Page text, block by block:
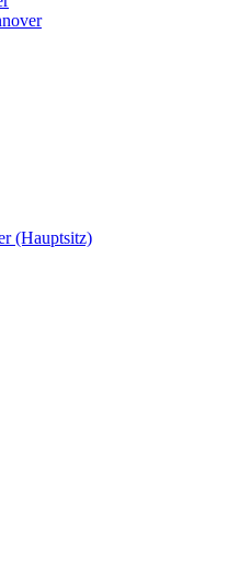
(Hauptsitz)